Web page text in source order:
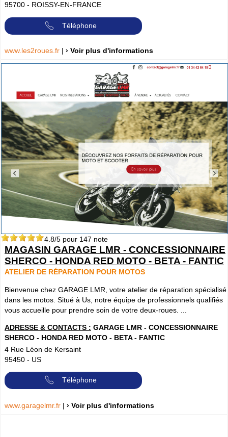
95700 - ROISSY-EN-FRANCE
Téléphone
www.les2roues.fr | › Voir plus d'informations
4.8/5 pour 147 note
MAGASIN GARAGE LMR - CONCESSIONNAIRE
SHERCO - HONDA RED MOTO - BETA - FANTIC
ATELIER DE RÉPARATION POUR MOTOS
Bienvenue chez GARAGE LMR, votre atelier de réparation spécialisé
dans les motos. Situé à Us, notre équipe de professionnels qualifiés
vous accueille pour prendre soin de votre deux-roues. ...
ADRESSE & CONTACTS : GARAGE LMR - CONCESSIONNAIRE
SHERCO - HONDA RED MOTO - BETA - FANTIC
4 Rue Léon de Kersaint
95450 - US
Téléphone
www.garagelmr.fr | › Voir plus d'informations